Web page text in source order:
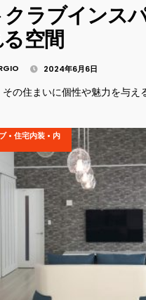
ラブインス
空間
2024年6月6日
の住まいに個性や魅力を与え
• 住宅内装 • 内